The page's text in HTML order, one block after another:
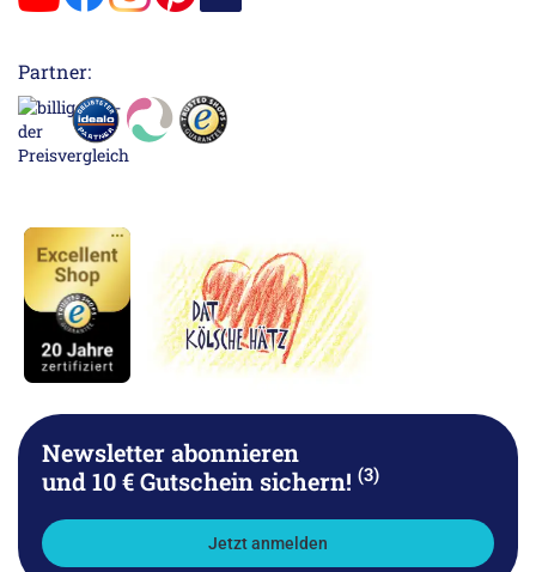
Partner:
Newsletter abonnieren
und 10 € Gutschein sichern! (3)
Jetzt anmelden